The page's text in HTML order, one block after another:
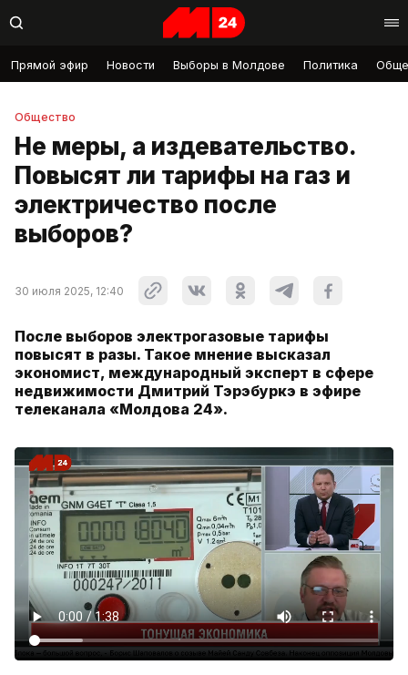
Прямой эфир Новости Выборы в Молдове Политика
Общество
Не меры, а издевательство.
Повысят ли тарифы на газ и
электричество после
выборов?
30 июля 2025, 12:40
После выборов электрогазовые тарифы
повысят в разы. Такое мнение высказал
экономист, международный эксперт в сфере
недвижимости Дмитрий Тэрэбуркэ в эфире
телеканала «Молдова 24».